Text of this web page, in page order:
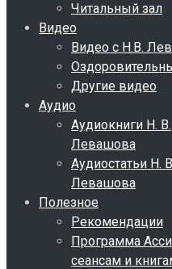
Читальный зал
Видео
Видео с Н.В.
Другие видео
Аудио
Аудиокниги Н. В.
Левашова
Аудиостатьи Н.
Левашова
Полезное
Рекомендации
Программа
сеансам и